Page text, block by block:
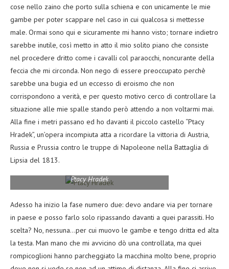
cose nello zaino che porto sulla schiena e con unicamente le mie
gambe per poter scappare nel caso in cui qualcosa si mettesse
male. Ormai sono qui e sicuramente mi hanno visto; tornare indietro
sarebbe inutile, così metto in atto il mio solito piano che consiste
nel procedere dritto come i cavalli col paraocchi, noncurante della
feccia che mi circonda. Non nego di essere preoccupato perchè
sarebbe una bugia ed un eccesso di eroismo che non
corrispondono a verità, e per questo motivo cerco di controllare la
situazione alle mie spalle stando però attendo a non voltarmi mai.
Alla fine i metri passano ed ho davanti il piccolo castello “Ptacy
Hradek”, un’opera incompiuta atta a ricordare la vittoria di Austria,
Russia e Prussia contro le truppe di Napoleone nella Battaglia di
Lipsia del 1813.
Ptacy Hradek
Adesso ha inizio la fase numero due: devo andare via per tornare
in paese e posso farlo solo ripassando davanti a quei parassiti. Ho
scelta? No, nessuna…per cui muovo le gambe e tengo dritta ed alta
la testa. Man mano che mi avvicino dò una controllata, ma quei
rompicoglioni hanno parcheggiato la macchina molto bene, proprio